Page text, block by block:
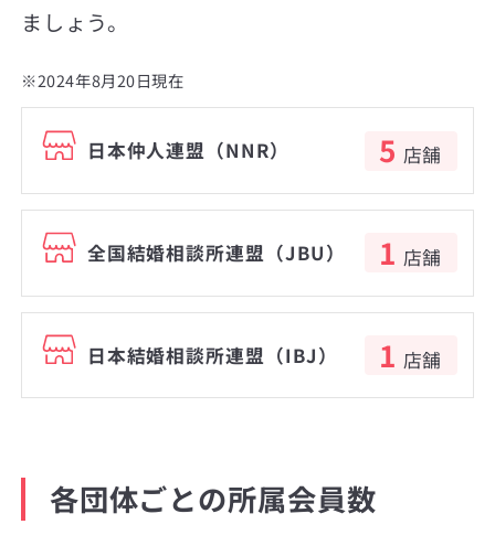
ましょう。
※2024年8月20日現在
日本仲人連盟（NNR） 5 店舗
全国結婚相談所連盟（JBU） 1 店舗
日本結婚相談所連盟（IBJ） 1 店舗
各団体ごとの所属会員数